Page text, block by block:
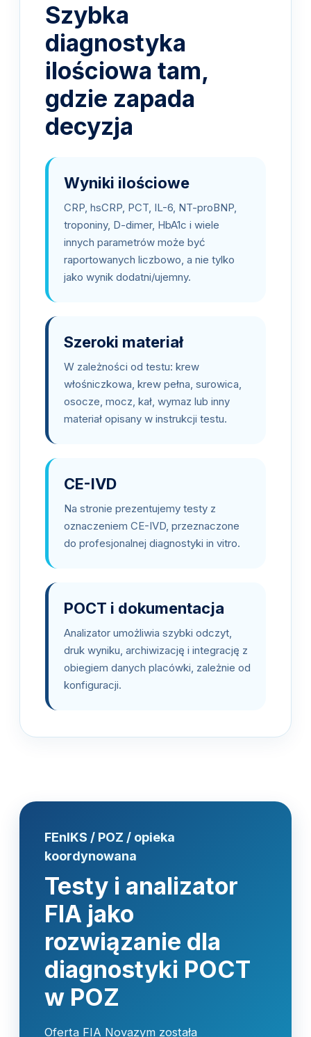
Szybka
diagnostyka
ilościowa tam,
gdzie zapada
decyzja
Wyniki ilościowe
CRP, hsCRP, PCT, IL-6, NT-proBNP,
troponiny, D-dimer, HbA1c i wiele
innych parametrów może być
raportowanych liczbowo, a nie tylko
jako wynik dodatni/ujemny.
Szeroki materiał
W zależności od testu: krew
włośniczkowa, krew pełna, surowica,
osocze, mocz, kał, wymaz lub inny
materiał opisany w instrukcji testu.
CE-IVD
Na stronie prezentujemy testy z
oznaczeniem CE-IVD, przeznaczone
do profesjonalnej diagnostyki in vitro.
POCT i dokumentacja
Analizator umożliwia szybki odczyt,
druk wyniku, archiwizację i integrację z
obiegiem danych placówki, zależnie od
konfiguracji.
FEnIKS / POZ / opieka
koordynowana
Testy i analizator
FIA jako
rozwiązanie dla
diagnostyki POCT
w POZ
Oferta FIA Novazym została